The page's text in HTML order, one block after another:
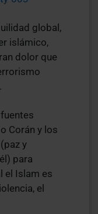
global,
islámico,
dolor que
Corán y los
y
para
el Islam es
el